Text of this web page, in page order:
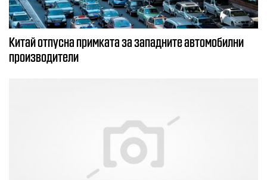
Китай отпусна примката за западните автомобилни
производители